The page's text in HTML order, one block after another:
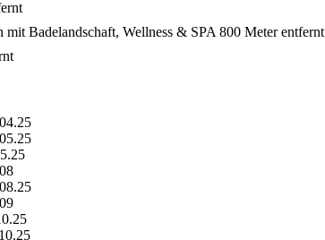
Badelandschaft, Wellness & SPA 800 Meter entfernt